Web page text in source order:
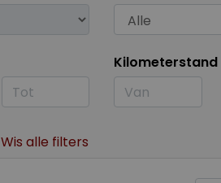
Kilometerstand
Wis alle filters